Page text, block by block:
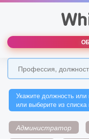
Укажите должность
или выберите из
Администратор